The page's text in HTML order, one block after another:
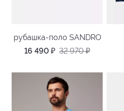
рубашка-поло SANDRO
16 490 ₽ 32 970₽